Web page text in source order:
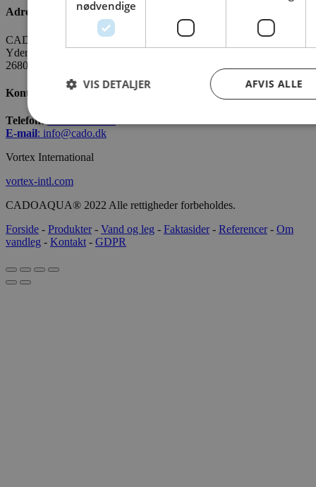
Adresse
CADO AQUA Danmark
Yderholmvej 35
2680 Solrød
Kontakt os
Telefon:
E-mail: info@cado.dk
Vortex International
vortex-intl.com
CADOAQUA® 2022 Alle rettigheder forbeholdes.
Forside - Produkter- Vand og leg - Faktasider- Referencer- Om
vandleg - Kontakt - GDPR
nødvendige
AFVIS ALLE
VIS DETALJER